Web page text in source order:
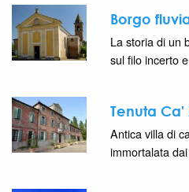
Borgo
La storia di un
sul filo incerto
Tenuta Ca'
Antica villa di
immortalata